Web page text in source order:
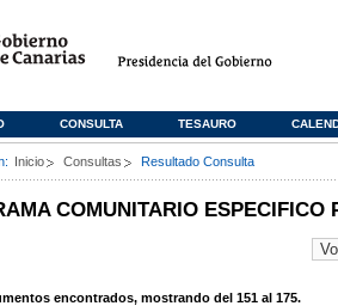
CONSULTA TESAURO
Inicio Consultas Resultado Consulta
COMUNITARIO ESPECIFICO
encontrados, mostrando del 151 al 175.